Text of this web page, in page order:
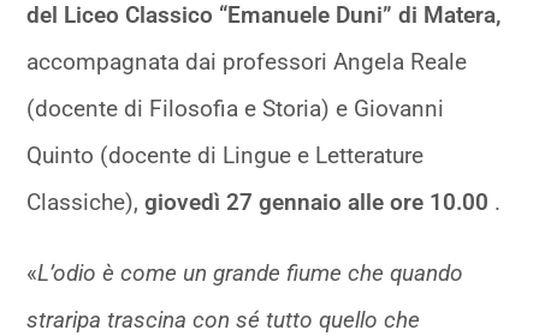
del Liceo Classico “Emanuele Duni” di Matera,
accompagnata dai professori Angela Reale
(docente di Filosofia e Storia) e Giovanni
Quinto (docente di Lingue e Letterature
Classiche),giovedì 27 gennaio alle ore 10.00 .
«L’odio è come un grande fiume che quando
straripa trascina con sé tutto quello che